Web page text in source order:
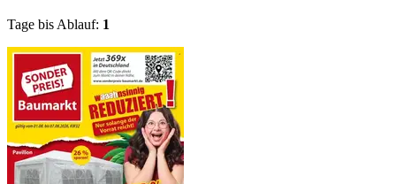
Tage bis Ablauf: 1